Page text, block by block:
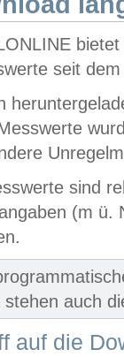
seit
sind
(m ü.
stehen auch
auf die